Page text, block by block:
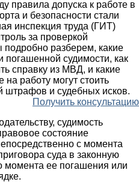
правила допуска к работе в
и безопасности стали
инспекция труда (ГИТ)
за проверкой
подробно разберем, какие
судимости, как
справку из МВД, и какие
работу могут стоить
штрафов и судебных исков.
Получить консультацию
судимость
состояние
с момента
суда в законную
момента ее погашения или